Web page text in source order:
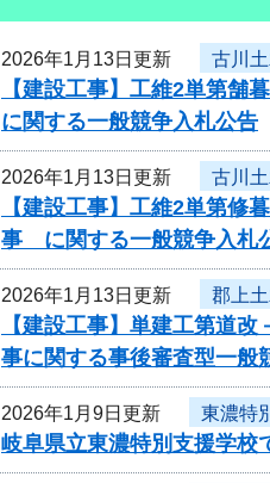
2026年1月13日更新 古川
【建設工事】工維2単第
に関する一般競争入札公告
2026年1月13日更新 古川
【建設工事】工維2単第
事 に関する一般競争入札
2026年1月13日更新 郡上
【建設工事】単建工第道
事に関する事後審査型一般
2026年1月9日更新 東濃特
岐阜県立東濃特別支援学